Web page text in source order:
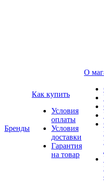
Бренды
Как купить
Условия
оплаты
Условия
доставки
Гарантия
на товар
О